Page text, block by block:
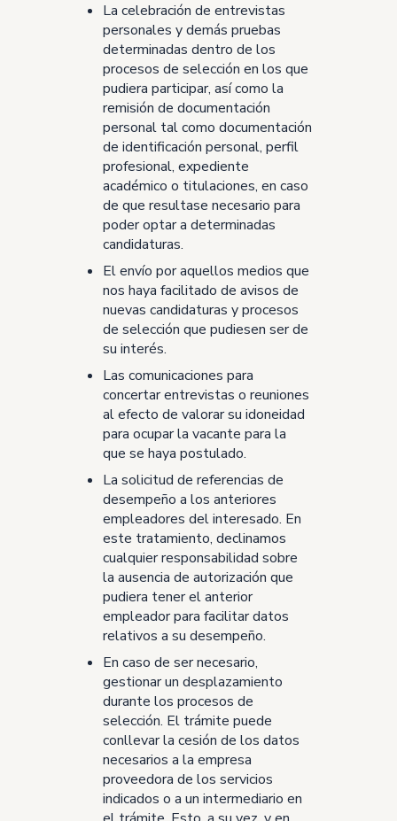
La celebración de entrevistas
personales y demás pruebas
determinadas dentro de los
procesos de selección en los que
pudiera participar, así como la
remisión de documentación
personal tal como documentación
de identificación personal, perfil
profesional, expediente
académico o titulaciones, en caso
de que resultase necesario para
poder optar a determinadas
candidaturas.
El envío por aquellos medios que
nos haya facilitado de avisos de
nuevas candidaturas y procesos
de selección que pudiesen ser de
su interés.
Las comunicaciones para
concertar entrevistas o reuniones
al efecto de valorar su idoneidad
para ocupar la vacante para la
que se haya postulado.
La solicitud de referencias de
desempeño a los anteriores
empleadores del interesado. En
este tratamiento, declinamos
cualquier responsabilidad sobre
la ausencia de autorización que
pudiera tener el anterior
empleador para facilitar datos
relativos a su desempeño.
En caso de ser necesario,
gestionar un desplazamiento
durante los procesos de
selección. El trámite puede
conllevar la cesión de los datos
necesarios a la empresa
proveedora de los servicios
indicados o a un intermediario en